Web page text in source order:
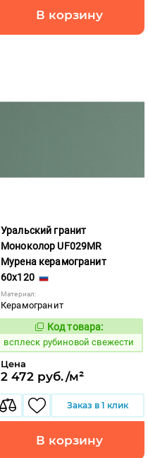
В корзину
Уральский гранит
Моноколор UF029MR
Мурена керамогранит
60x120
Материал:
Керамогранит
244333
Код товара:
всплеск рубиновой свежести
Цена
2 472 руб./м²
Заказ в 1 клик
В корзину